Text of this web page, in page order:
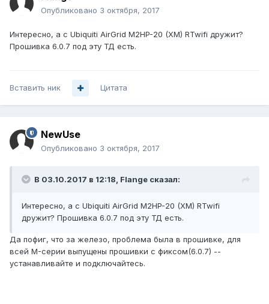
Опубликовано 3 октября, 2017
Интересно, а с Ubiquiti AirGrid M2HP-20 (XM) RTwifi дружит?
Прошивка 6.0.7 под эту ТД есть.
Вставить ник Цитата
NewUse
Опубликовано 3 октября, 2017
В 03.10.2017 в 12:18, Flange сказал:
Интересно, а с Ubiquiti AirGrid M2HP-20 (XM) RTwifi
дружит? Прошивка 6.0.7 под эту ТД есть.
Да пофиг, что за железо, проблема была в прошивке, для
всей M-серии выпущены прошивки с фиксом(6.0.7) --
устанавливайте и подключайтесь.